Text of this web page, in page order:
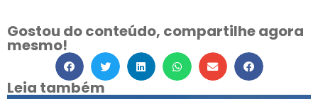
Gostou do conteúdo, compartilhe agora
mesmo!
Leia também